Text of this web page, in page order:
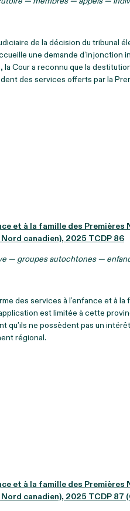
de la décision du tribunal
une demande
la Cour a reconnu que la
des services offerts par la
et à la famille des
canadien), 2025 TCDP 86
— groupes autochtones —
des services à l’enfance et à
est limitée à cette
qu’ils ne possèdent pas un
régional.
et à la famille des
canadien), 2025 TCDP 87